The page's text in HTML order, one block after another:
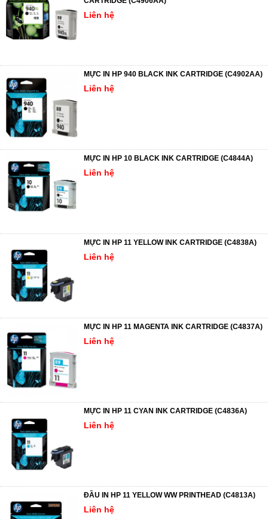
Liên hệ
MỰC IN HP 940 BLACK INK CARTRIDGE (C4902AA)
Liên hệ
MỰC IN HP 10 BLACK INK CARTRIDGE (C4844A)
Liên hệ
MỰC IN HP 11 YELLOW INK CARTRIDGE (C4838A)
Liên hệ
MỰC IN HP 11 MAGENTA INK CARTRIDGE (C4837A)
Liên hệ
MỰC IN HP 11 CYAN INK CARTRIDGE (C4836A)
Liên hệ
ĐẦU IN HP 11 YELLOW WW PRINTHEAD (C4813A)
Liên hệ